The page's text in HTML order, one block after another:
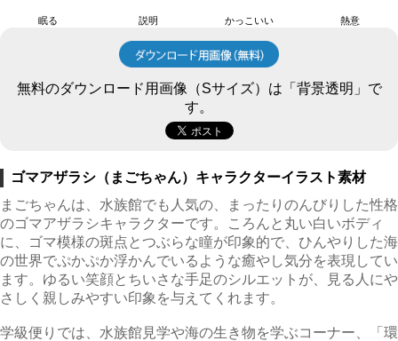
眠る 説明 かっこいい 熱意
無料のダウンロード用画像（Sサイズ）は「背景透明」で
す。
ゴマアザラシ（まごちゃん）キャラクターイラスト素材
まごちゃんは、水族館でも人気の、まったりのんびりした性格
のゴマアザラシキャラクターです。ころんと丸い白いボディ
に、ゴマ模様の斑点とつぶらな瞳が印象的で、ひんやりした海
の世界でぷかぷか浮かんでいるような癒やし気分を表現してい
ます。ゆるい笑顔とちいさな手足のシルエットが、見る人にや
さしく親しみやすい印象を与えてくれます。
学級便りでは、水族館見学や海の生き物を学ぶコーナー、「環